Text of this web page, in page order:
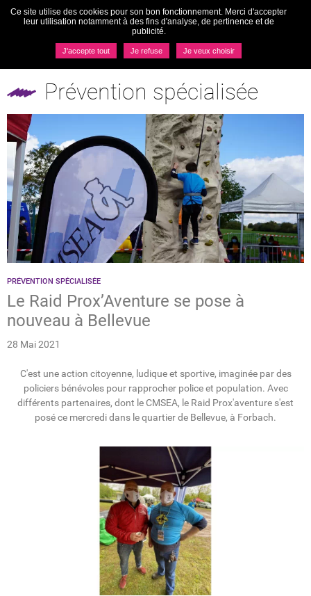
Pôles Prévention spécialisée
Prévention spécialisée
PRÉVENTION SPÉCIALISÉE
Le Raid Prox’Aventure se pose à
nouveau à Bellevue
28 Mai 2021
C'est une action citoyenne, ludique et sportive, imaginée par des
policiers bénévoles pour rapprocher police et population. Avec
différents partenaires, dont le CMSEA, le Raid Prox'aventure s'est
posé ce mercredi dans le quartier de Bellevue, à Forbach.
Ce site utilise des cookies pour son bon fonctionnement. Merci d'accepter
leur utilisation notamment à des fins d'analyse, de pertinence et de
publicité.
J'accepte tout Je refuse Je veux choisir